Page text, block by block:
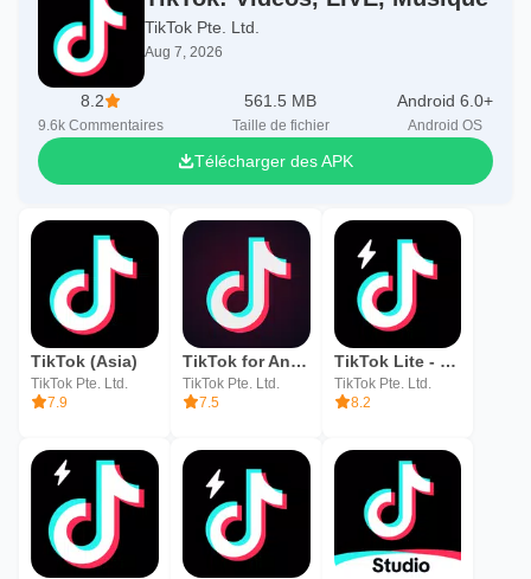
TikTok Pte. Ltd.
Aug 7, 2026
8.2
9.6k Commentaires
561.5 MB
Taille de fichier
Android 6.0+
Android OS
Télécharger des APK
TikTok (Asia)
TikTok Pte. Ltd.
7.9
TikTok for Android TV
TikTok Pte. Ltd.
7.5
TikTok Lite - TikTok accéléré
TikTok Pte. Ltd.
8.2